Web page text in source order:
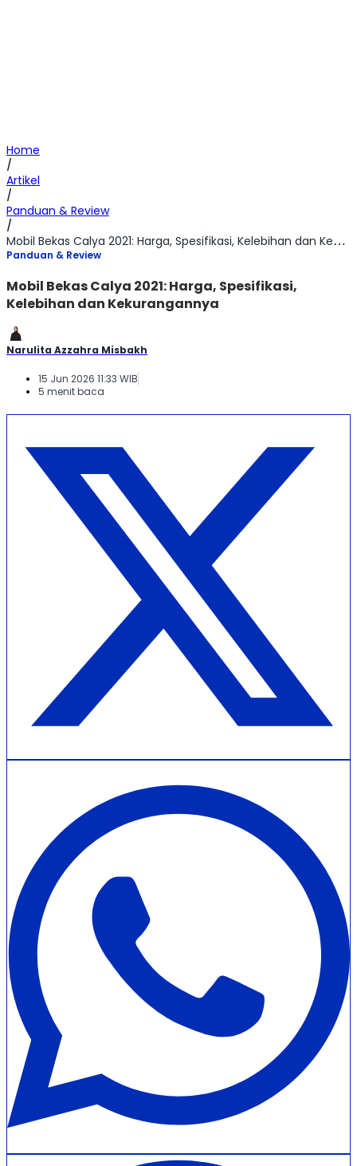
Home
/
Artikel
/
Panduan & Review
/
Mobil Bekas Calya 2021: Harga, Spesifikasi, Kelebihan dan Kekurangannya
Panduan & Review
Mobil Bekas Calya 2021: Harga, Spesifikasi,
Kelebihan dan Kekurangannya
Narulita Azzahra Misbakh
15 Jun 2026 11:33 WIB
5 menit baca